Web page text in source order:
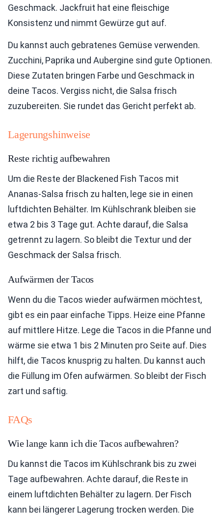
Geschmack. Jackfruit hat eine fleischige
Konsistenz und nimmt Gewürze gut auf.
Du kannst auch gebratenes Gemüse verwenden.
Zucchini, Paprika und Aubergine sind gute Optionen.
Diese Zutaten bringen Farbe und Geschmack in
deine Tacos. Vergiss nicht, die Salsa frisch
zuzubereiten. Sie rundet das Gericht perfekt ab.
Lagerungshinweise
Reste richtig aufbewahren
Um die Reste der Blackened Fish Tacos mit
Ananas-Salsa frisch zu halten, lege sie in einen
luftdichten Behälter. Im Kühlschrank bleiben sie
etwa 2 bis 3 Tage gut. Achte darauf, die Salsa
getrennt zu lagern. So bleibt die Textur und der
Geschmack der Salsa frisch.
Aufwärmen der Tacos
Wenn du die Tacos wieder aufwärmen möchtest,
gibt es ein paar einfache Tipps. Heize eine Pfanne
auf mittlere Hitze. Lege die Tacos in die Pfanne und
wärme sie etwa 1 bis 2 Minuten pro Seite auf. Dies
hilft, die Tacos knusprig zu halten. Du kannst auch
die Füllung im Ofen aufwärmen. So bleibt der Fisch
zart und saftig.
FAQs
Wie lange kann ich die Tacos aufbewahren?
Du kannst die Tacos im Kühlschrank bis zu zwei
Tage aufbewahren. Achte darauf, die Reste in
einem luftdichten Behälter zu lagern. Der Fisch
kann bei längerer Lagerung trocken werden. Die